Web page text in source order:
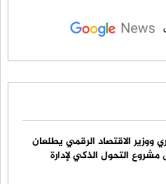
ووزير الاقتصاد الرقمي يطلعان
التحول الذكي لإدارة